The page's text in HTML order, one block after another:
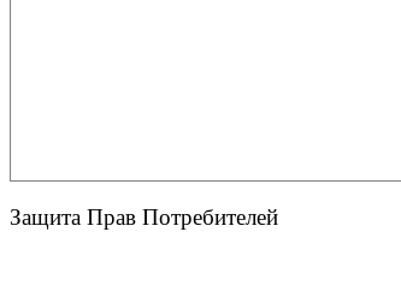
Защита Прав Потребителей